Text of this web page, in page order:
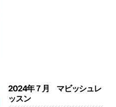
2024年７月 マビッシュレ
ッスン